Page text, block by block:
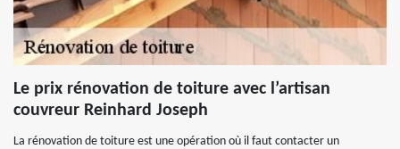
Le prix rénovation de toiture avec l’artisan
couvreur Reinhard Joseph
La rénovation de toiture est une opération où il faut contacter un